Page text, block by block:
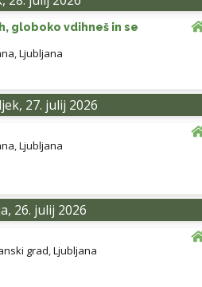
globoko vdihneš in se
,Ljubljana
27. julij 2026
,Ljubljana
26. julij 2026
grad,Ljubljana